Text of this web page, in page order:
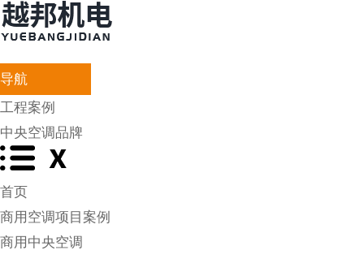
导航
工程案例
中央空调品牌
首页
商用空调项目案例
商用中央空调